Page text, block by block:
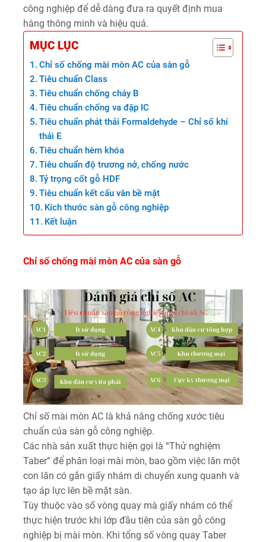
công nghiệp để dễ dàng đưa ra quyết định mua
hàng thông minh và hiệu quả.
MỤC LỤC
Chỉ số chống mài mòn AC của sàn gỗ
Tiêu chuẩn Class
Tiêu chuẩn chống cháy B
Tiêu chuẩn chống va đập IC
Tiêu chuẩn phát thải Formaldehyde – Chỉ số khí
thải E
Tiêu chuẩn hèm khóa
Tiêu chuẩn độ trương nở, chống nước
Tỷ trọng cốt gỗ HDF
Tiêu chuẩn kết cấu vân bề mặt
Kích thước sàn gỗ công nghiệp
Kết luận
Chỉ số chống mài mòn AC của sàn gỗ
Chỉ số mài mòn AC là khả năng chống xước tiêu
chuẩn của sàn gỗ công nghiệp.
Các nhà sản xuất thực hiện gọi là “Thử nghiệm
Taber” để phân loại mài mòn, bao gồm việc lăn một
con lăn có gắn giấy nhám di chuyển xung quanh và
tạo áp lực lên bề mặt sàn.
Tùy thuộc vào số vòng quay mà giấy nhám có thể
thực hiện trước khi lớp đầu tiên của sàn gỗ công
nghiệp bị mài mòn. Khi tổng số vòng quay Taber